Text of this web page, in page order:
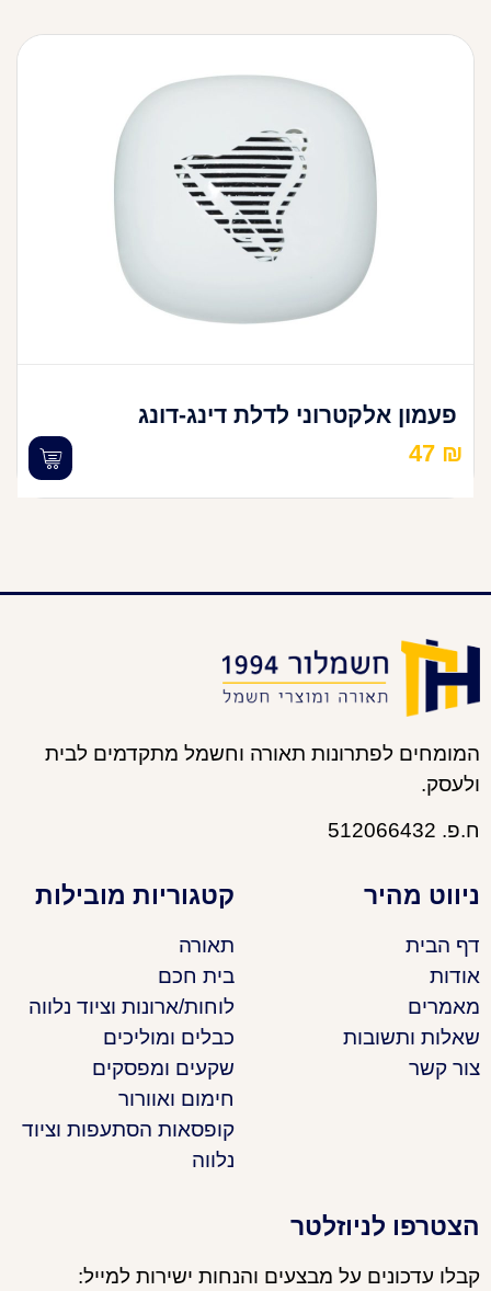
פעמון אלקטרוני לדלת דינג-דונג
47 ₪
המומחים לפתרונות תאורה וחשמל מתקדמים לבית
ולעסק.
ח.פ. 512066432
ניווט מהיר
דף הבית
אודות
מאמרים
שאלות ותשובות
צור קשר
קטגוריות מובילות
תאורה
בית חכם
לוחות/ארונות וציוד נלווה
כבלים ומוליכים
שקעים ומפסקים
חימום ואוורור
קופסאות הסתעפות וציוד
נלווה
הצטרפו לניוזלטר
קבלו עדכונים על מבצעים והנחות ישירות למייל: